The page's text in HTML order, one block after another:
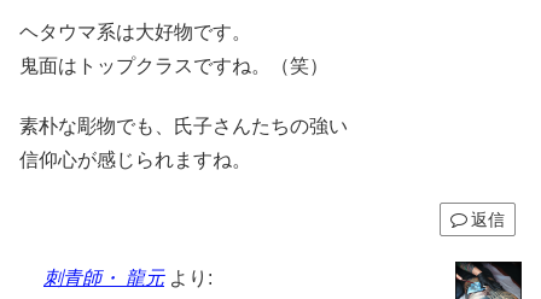
ヘタウマ系は大好物です。
鬼面はトップクラスですね。（笑）
素朴な彫物でも、氏子さんたちの強い
信仰心が感じられますね。
返信
刺青師・ 龍元 より: